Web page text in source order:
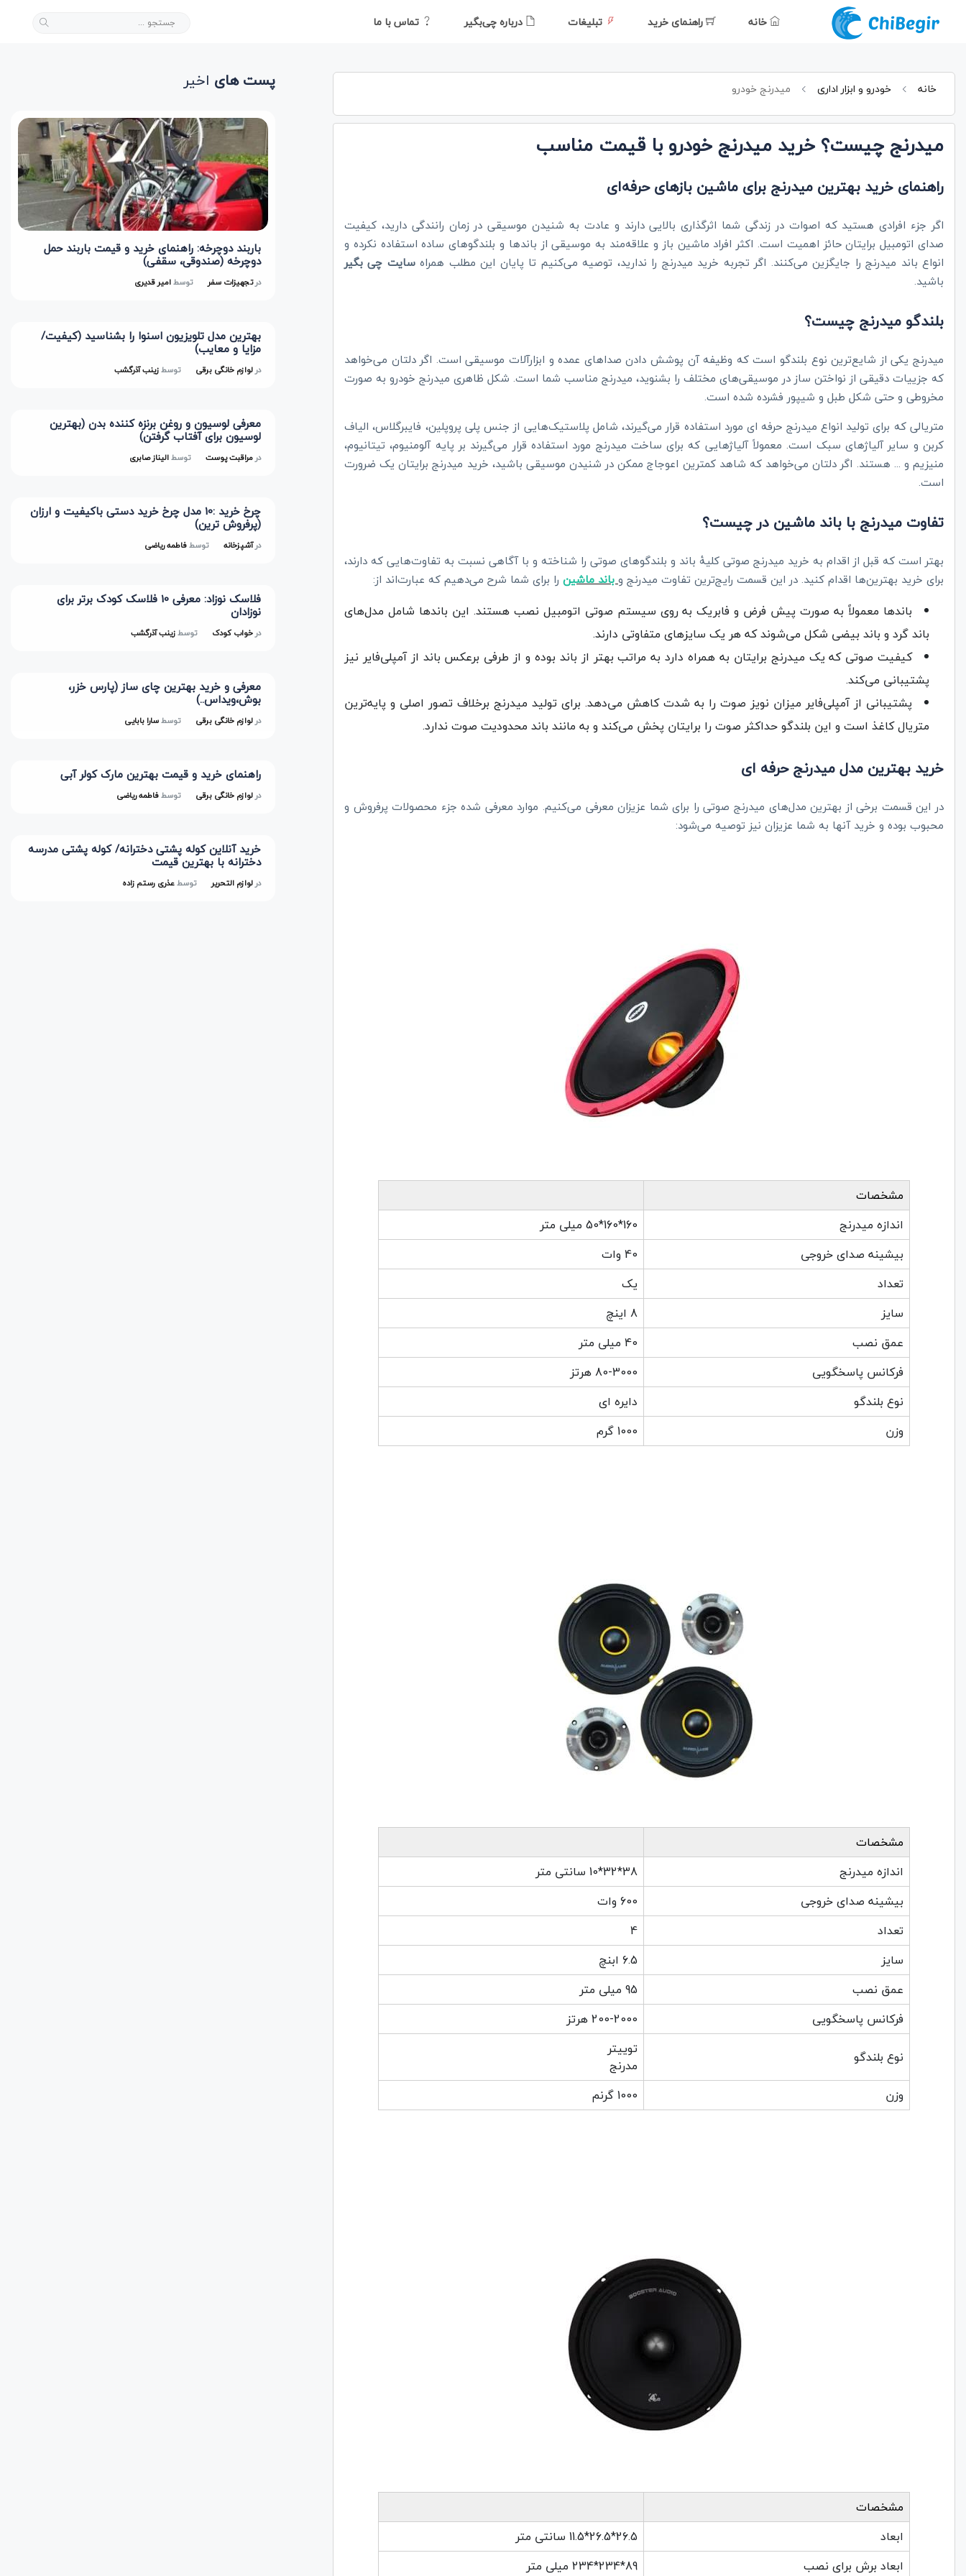
خانه راهنمای خرید تبلیغات درباره چی‌بگیر تماس با ما
خانه خودرو و ابزار اداری میدرنج خودرو
میدرنج چیست؟ خرید میدرنج خودرو با قیمت مناسب
راهنمای خرید بهترین میدرنج برای ماشین بازهای حرفه‌ای
اگر جزء افرادی هستید که اصوات در زندگی شما اثرگذاری بالایی دارند و عادت به شنیدن موسیقی در زمان رانندگی دارید، کیفیت
صدای اتومبیل برایتان حائز اهمیت است. اکثر افراد ماشین باز و علاقه‌مند به موسیقی از باندها و بلندگوهای ساده استفاده نکرده و
انواع باند میدرنج را جایگزین می‌کنند. اگر تجربه خرید میدرنج را ندارید، توصیه می‌کنیم تا پایان این مطلب همراهسایت چی بگیر
باشید.
بلندگو میدرنج چیست؟
میدرنج یکی از شایع‌ترین نوع بلندگو است که وظیفه آن پوشش دادن صداهای عمده و ابزارآلات موسیقی است. اگر دلتان می‌خواهد
که جزییات دقیقی از نواختن ساز در موسیقی‌های مختلف را بشنوید، میدرنج مناسب شما است. شکل ظاهری میدرنج خودرو به صورت
مخروطی و حتی شکل طبل و شیپور فشرده شده است.
متریالی که برای تولید انواع میدرنج حرفه ای مورد استفاده قرار می‌گیرند، شامل پلاستیک‌‌هایی از جنس پلی پروپلین، فایبرگلاس، الیاف
کربن و سایر آلیاژهای سبک است. معمولاً آلیاژهایی که برای ساخت میدرنج مورد استفاده قرار می‌گیرند بر پایه آلومنیوم، تیتانیوم،
منیزیم و ... هستند. اگر دلتان می‌خواهد که شاهد کمترین اعوجاج ممکن در شنیدن موسیقی باشید، خرید میدرنج برایتان یک ضرورت
است.
تفاوت میدرنج با باند ماشین در چیست؟
بهتر است که قبل از اقدام به خرید میدرنج صوتی کلیۀ باند و بلندگوهای صوتی را شناخته و با آگاهی نسبت به تفاوت‌هایی که دارند،
برای خرید بهترین‌ها اقدام کنید. در این قسمت رایج‌ترین تفاوت میدرنج وباند ماشین را برای شما شرح می‌دهیم که عبارت‌اند از:
باندها معمولاً به صورت پیش فرض و فابریک به روی سیستم صوتی اتومبیل نصب هستند. این باندها شامل مدل‌های
باند گرد و باند بیضی شکل می‌شوند که هر یک سایزهای متفاوتی دارند.
کیفیت صوتی که یک میدرنج برایتان به همراه دارد به مراتب بهتر از باند بوده و از طرفی برعکس باند از آمپلی‌فایر نیز
پشتیبانی می‌کند.
پشتیبانی از آمپلی‌فایر میزان نویز صوت را به شدت کاهش می‌دهد. برای تولید میدرنج برخلاف تصور اصلی و پایه‌ترین
متریال کاغذ است و این بلندگو حداکثر صوت را برایتان پخش می‌کند و به مانند باند محدودیت صوت ندارد.
خرید بهترین مدل میدرنج حرفه ای
در این قسمت برخی از بهترین مدل‌های میدرنج صوتی را برای شما عزیزان معرفی می‌کنیم. موارد معرفی شده جزء محصولات پرفروش و
محبوب بوده و خرید آنها به شما عزیزان نیز توصیه می‌شود:
مشخصات
اندازه میدرنج
160*160*50 میلی متر
بیشینه صدای خروجی
40 وات
تعداد
یک
سایز
8 اینچ
عمق نصب
40 میلی متر
فرکانس پاسخگویی
80-3000 هرتز
نوع بلندگو
دایره ای
وزن
1000 گرم
مشخصات
اندازه میدرنج
38*32*10 سانتی متر
بیشینه صدای خروجی
600 وات
تعداد
4
سایز
6.5 ابنچ
عمق نصب
95 میلی متر
فرکانس پاسخگویی
200-2000 هرتز
نوع بلندگو
توییتر
مدرنج
وزن
1000 گرنم
مشخصات
ابعاد
26.5*26.5*11.5 سانتی متر
ابعاد برش برای نصب
89*234*234 میلی متر
پست های اخیر
باربند دوچرخه: راهنمای خرید و قیمت باربند حمل
دوچرخه (صندوقی، سقفی)
درتجهیزات سفر توسطامیر قدیری
بهترین مدل تلویزیون اسنوا را بشناسید (کیفیت/
مزایا و معایب)
درلوازم خانگی برقی توسطزینب آذرگشب
معرفی لوسیون و روغن برنزه کننده بدن (بهترین
لوسیون برای آفتاب گرفتن)
درمراقبت پوست توسطالیناز صابری
چرخ خرید :10 مدل چرخ خرید دستی باکیفیت و ارزان
(پرفروش ترین)
درآشپزخانه توسطفاطمه ریاضی
فلاسک نوزاد: معرفی 10 فلاسک کودک برتر برای
نوزادان
درخواب کودک توسطزینب آذرگشب
معرفی و خرید بهترین چای ساز (پارس خزر،
بوش،ویداس..)
درلوازم خانگی برقی توسطسارا بابایی
راهنمای خرید و قیمت بهترین مارک کولر آبی
درلوازم خانگی برقی توسطفاطمه ریاضی
خرید آنلاین کوله پشتی دخترانه/ کوله پشتی مدرسه
دخترانه با بهترین قیمت
درلوازم التحریر توسطعذری رستم زاده